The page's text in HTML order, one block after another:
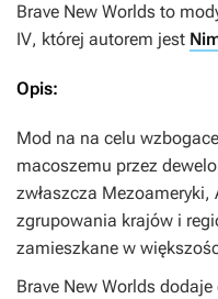
Brave New Worlds to
IV, której autorem jest
Opis:
Mod na na celu
macoszemu przez
zwłaszcza
zgrupowania krajów i
zamieszkane w
Brave New Worlds dodaje